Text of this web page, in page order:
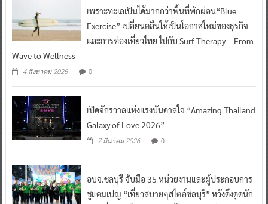
เพราะทะเลเป็นได้มากกว่าพื้นที่พักผ่อน“Blue
Exercise” เปลี่ยนคลื่นให้เป็นโอกาสใหม่ของธุรกิจ
และการท่องเที่ยวไทย ไปกับ Surf Therapy – From
Wave to Wellness
4 สิงหาคม 2026 0
เปิดจักรวาลแห่งแรงบันดาลใจ “Amazing Thailand
Galaxy of Love 2026”
7 มีนาคม 2026 0
อบจ.ชลบุรี จับมือ 35 หน่วยงานและผู้ประกอบการ
ชูแคมเปญ “เที่ยวสบายๆสไตล์ชลบุรี” หวังดึงดูดนัก